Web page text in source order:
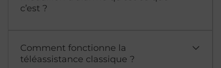
c’est ?
Comment fonctionne la
téléassistance classique ?